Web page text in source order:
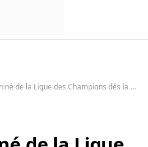
de la Ligue des Champions dès la 7ème journée si